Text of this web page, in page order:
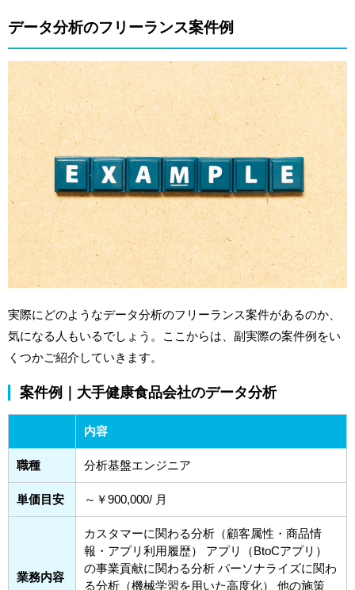
データ分析のフリーランス案件例
実際にどのようなデータ分析のフリーランス案件があるのか、
気になる人もいるでしょう。ここからは、副実際の案件例をい
くつかご紹介していきます。
案件例｜大手健康食品会社のデータ分析
内容
職種 分析基盤エンジニア
単価目安 ～￥900,000/ 月
業務内容
カスタマーに関わる分析（顧客属性・商品情
報・アプリ利用履歴） アプリ（BtoCアプリ）
の事業貢献に関わる分析 パーソナライズに関わ
る分析（機械学習を用いた高度化） 他の施策